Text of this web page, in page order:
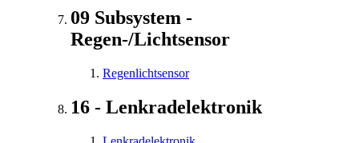
09 Subsystem -
Regen-/Lichtsensor
Regenlichtsensor
16 - Lenkradelektronik